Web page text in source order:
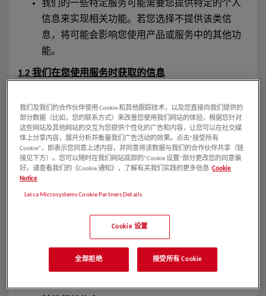
我们的一些特定服务可能需要您提供特定的个人
信息来实现相关功能。若您选择不提供该类信
息，将可能会影响您使用产品或服务中的其他功
能。
1.2 我们在您使用服务时获取的信息
例如，当您使用我们的服务时，为了提供服务或
开展相关活动之目的，我们可能会收集设备信
息、软件信息、服务日志信息等相关信息。
位置信息
例如，当您使用与位置有关的服务时，我们可能
您或其他用户在使用服务时提供的信息中可能包
含您所在地理位置信息，例如您或其他人共享的
我们及我们的合作伙伴使用 Cookie 和其他跟踪技术，以及您直接向我们提供的
部分数据（比如，您的联系方式）来改善您使用我们网站的体验，根据您针对
这些网站及其他网站的交互为您提供个性化的广告和内容，让您可以在社交媒
体上分享内容，展开分析并衡量我们广告活动的效果。点击“接受所有
Cookie”，即表示您同意上述内容，并同意将该数据与我们的合作伙伴共享（链
接见下方）。您可以随时在我们网站底部的“Cookie 设置”部分更改您的同意偏
好。请查看我们的《Cookie 通知》，了解有关我们实践的更多信息 Cookie
Notice
Leica Microsystems Cookie Partners Details
Cookie 设置
全部拒绝 接受所有 Cookie